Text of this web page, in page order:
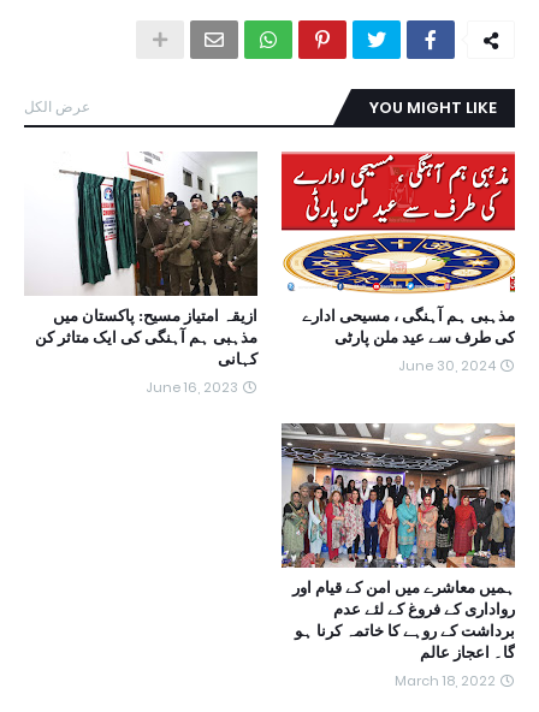
YOU MIGHT LIKE عرض الكل
مذہبی ہم آہنگی ، مسیحی ادارے
کی طرف سے عید ملن پارٹی
June 30, 2024
ازیقہ امتیاز مسیح: پاکستان میں
مذہبی ہم آہنگی کی ایک متاثر کن
کہانی
June 16, 2023
ہمیں معاشرے میں امن کے قیام اور
رواداری کے فروغ کے لئے عدم
برداشت کے روہے کا خاتمہ کرنا ہو
گا۔ اعجاز عالم
March 18, 2022